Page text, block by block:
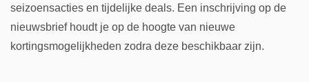
seizoensacties en tijdelijke deals. Een inschrijving op de
nieuwsbrief houdt je op de hoogte van nieuwe
kortingsmogelijkheden zodra deze beschikbaar zijn.